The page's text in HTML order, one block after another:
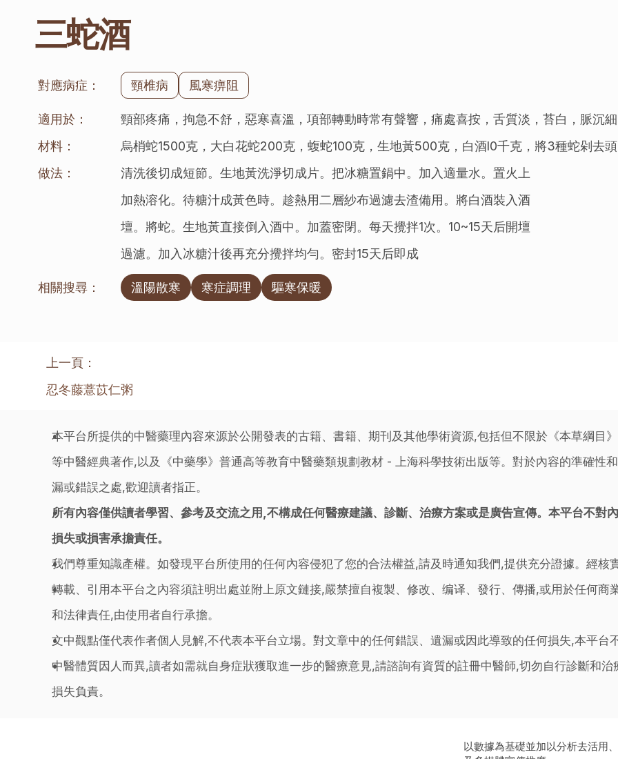
三蛇酒
對應病症： 頸椎病 風寒痹阻
適用於：
頸部疼痛，拘急不舒，惡寒喜溫，項部轉動時常有聲響，痛處喜按，舌質淡，苔白，脈沉細
材料：
烏梢蛇1500克，大白花蛇200克，蝮蛇100克，生地黃500克，白酒l0千克，將3種蛇剁去頭
做法：
清洗後切成短節。生地黃洗淨切成片。把冰糖置鍋中。加入適量水。置火上
加熱溶化。待糖汁成黃色時。趁熱用二層紗布過濾去渣備用。將白酒裝入酒
壇。將蛇。生地黃直接倒入酒中。加蓋密閉。每天攪拌1次。10~15天后開壇
過濾。加入冰糖汁後再充分攪拌均勻。密封15天后即成
相關搜尋： 溫陽散寒 寒症調理 驅寒保暖
上一頁：
忍冬藤薏苡仁粥
本平台所提供的中醫藥理內容來源於公開發表的古籍、書籍、期刊及其他學術資源,包括但不限於《本草綱目
等中醫經典著作,以及《中藥學》普通高等教育中醫藥類規劃教材 - 上海科學技術出版等。對於內容的準確性
漏或錯誤之處,歡迎讀者指正。
所有內容僅供讀者學習、參考及交流之用,不構成任何醫療建議、診斷、治療方案或是廣告宣傳。本平台不對
損失或損害承擔責任。
我們尊重知識產權。如發現平台所使用的任何內容侵犯了您的合法權益,請及時通知我們,提供充分證據。經核
轉載、引用本平台之內容須註明出處並附上原文鏈接,嚴禁擅自複製、修改、编译、發行、傳播,或用於任何商
和法律責任,由使用者自行承擔。
文中觀點僅代表作者個人見解,不代表本平台立場。對文章中的任何錯誤、遺漏或因此導致的任何損失,本平台
中醫體質因人而異,讀者如需就自身症狀獲取進一步的醫療意見,請諮詢有資質的註冊中醫師,切勿自行診斷和
損失負責。
以數據為基礎並加以分析去活用